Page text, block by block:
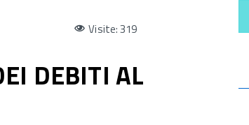
Visite: 319
DEBITI AL